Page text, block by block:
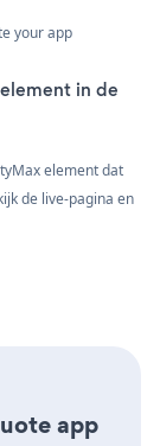
your app
in de
element dat
de live-pagina en
app